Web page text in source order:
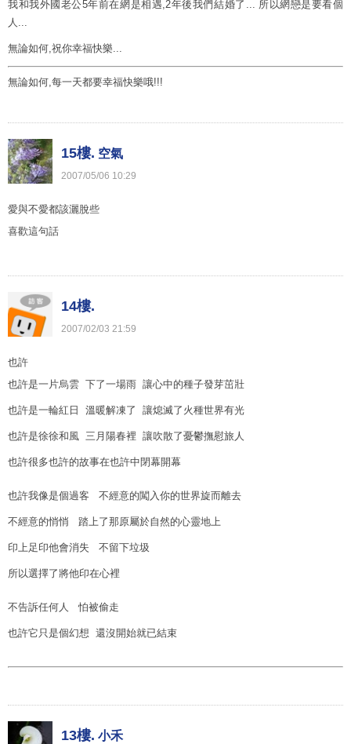
我和我外國老公5年前在網是相遇,2年後我們結婚了... 所以網戀是要看個
人...
無論如何,祝你幸福快樂...
無論如何,每一天都要幸福快樂哦!!!
15樓. 空氣
2007/05/06 10:29
愛與不愛都該灑脫些
喜歡這句話
14樓.
2007/02/03 21 :59
也許
也許是一片烏雲 下了一場雨 讓心中的種子發芽茁壯
也許是一輪紅日 溫暖解凍了 讓熄滅了火種世界有光
也許是徐徐和風 三月陽春裡 讓吹散了憂鬱撫慰旅人
也許很多也許的故事在也許中閉幕開幕
也許我像是個過客 不經意的闖入你的世界旋而離去
不經意的悄悄 踏上了那原屬於自然的心靈地上
印上足印他會消失 不留下垃圾
所以選擇了將他印在心裡
不告訴任何人 怕被偷走
也許它只是個幻想 還沒開始就已結束
13樓. 小禾